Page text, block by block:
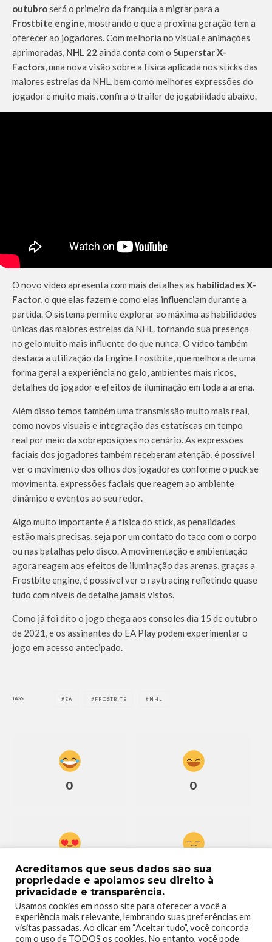
outubroserá o primeiro da franquia a migrar para a
Frostbite engine, mostrando o que a proxima geração tem a
oferecer ao jogadores. Com melhoria no visual e animações
aprimoradas, NHL 22 ainda conta com o Superstar X-
Factors, uma nova visão sobre a física aplicada nos sticks das
maiores estrelas da NHL, bem como melhores expressões do
jogador e muito mais, confira o trailer de jogabilidade abaixo.
O novo vídeo apresenta com mais detalhes as habilidades X-
Factor, o que elas fazem e como elas influenciam durante a
partida. O sistema permite explorar ao máxima as habilidades
únicas das maiores estrelas da NHL, tornando sua presença
no gelo muito mais influente do que nunca. O vídeo também
destaca a utilização da Engine Frostbite, que melhora de uma
forma geral a experiência no gelo, ambientes mais ricos,
detalhes do jogador e efeitos de iluminação em toda a arena.
Além disso temos também uma transmissão muito mais real,
como novos visuais e integração das estatíscas em tempo
real por meio da sobreposições no cenário. As expressões
faciais dos jogadores também receberam atenção, é possível
ver o movimento dos olhos dos jogadores conforme o puck se
movimenta, expressões faciais que reagem ao ambiente
dinâmico e eventos ao seu redor.
Algo muito importante é a física do stick, as penalidades
estão mais precisas, seja por um contato do taco com o corpo
ou nas batalhas pelo disco. A movimentação e ambientação
agora reagem aos efeitos de iluminação das arenas, graças a
Frostbite engine, é possível ver o raytracing refletindo quase
tudo com níveis de detalhe jamais vistos.
Como já foi dito o jogo chega aos consoles dia 15 de outubro
de 2021, e os assinantes do EA Play podem experimentar o
jogo em acesso antecipado.
TAGS EA FROSTBITE NHL
0 0
0 0
Acreditamos que seus dados são sua
propriedade e apoiamos seu direito à
privacidade e transparência.
Usamos cookies em nosso site para oferecer a você a
experiência mais relevante, lembrando suas preferências em
visitas passadas. Ao clicar em “Aceitar tudo”, você concorda
com o uso de TODOS os cookies. No entanto, você pode